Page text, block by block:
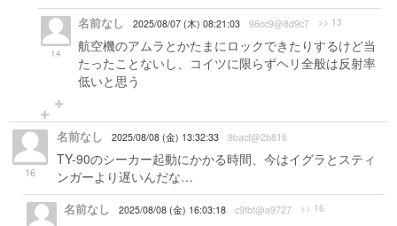
14
名前なし 2025/08/07 (木) 08:21:03 98cc9@8d9c7 >> 13
航空機のアムラとかたまにロックできたりするけど当
たったことないし、コイツに限らずヘリ全般は反射率
低いと思う
16
名前なし 2025/08/08 (金) 13:32:33 9bacf@2b816
TY-90のシーカー起動にかかる時間、今はイグラとスティ
ンガーより遅いんだな…
名前なし 2025/08/08 (金) 16:03:18 c9fbf@a9727 >> 16